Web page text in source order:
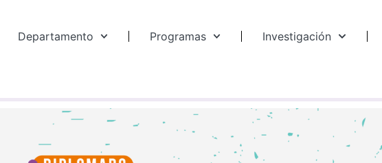
Departamento Programas Investigación